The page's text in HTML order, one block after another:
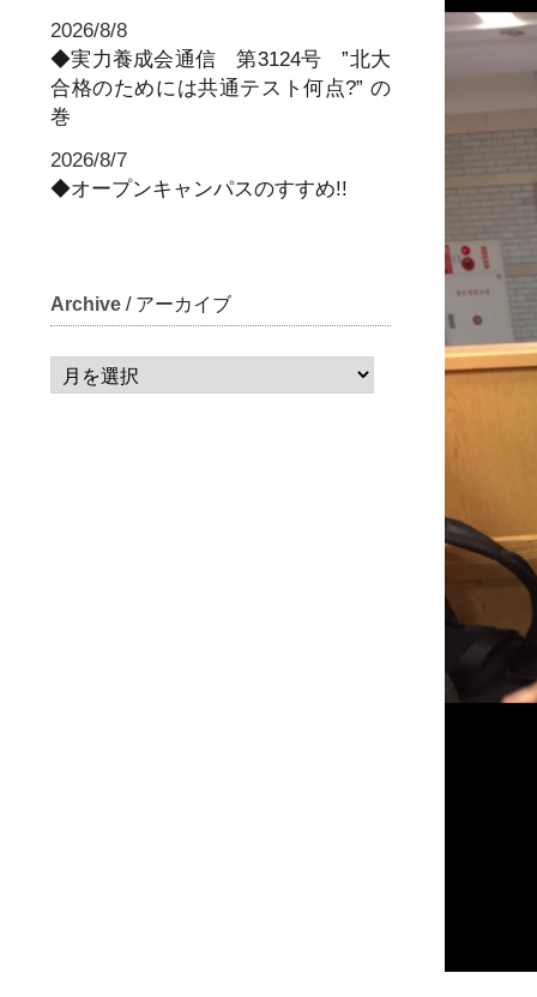
2026/8/8
◆実力養成会通信 第3124号 ”北大
合格のためには共通テスト何点?” の
巻
2026/8/7
◆オープンキャンパスのすすめ!!
Archive / アーカイブ